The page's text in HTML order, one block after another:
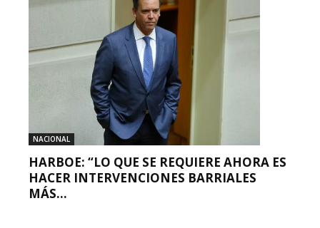
NACIONAL
HARBOE: “LO QUE SE REQUIERE AHORA ES
HACER INTERVENCIONES BARRIALES
MÁS...